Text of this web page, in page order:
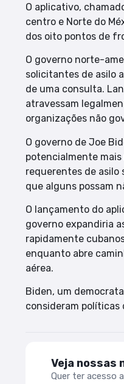
O aplicativo,
centro e Norte do
dos oito pontos de
O governo norte-
solicitantes de asilo
de uma consulta.
atravessam
organizações não
O governo de Joe
potencialmente mais
requerentes de asilo
que alguns possam
O lançamento do
governo expandiria
rapidamente
enquanto abre
aérea.
Biden, um
consideram políticas
Veja nossas
Quer ter acesso